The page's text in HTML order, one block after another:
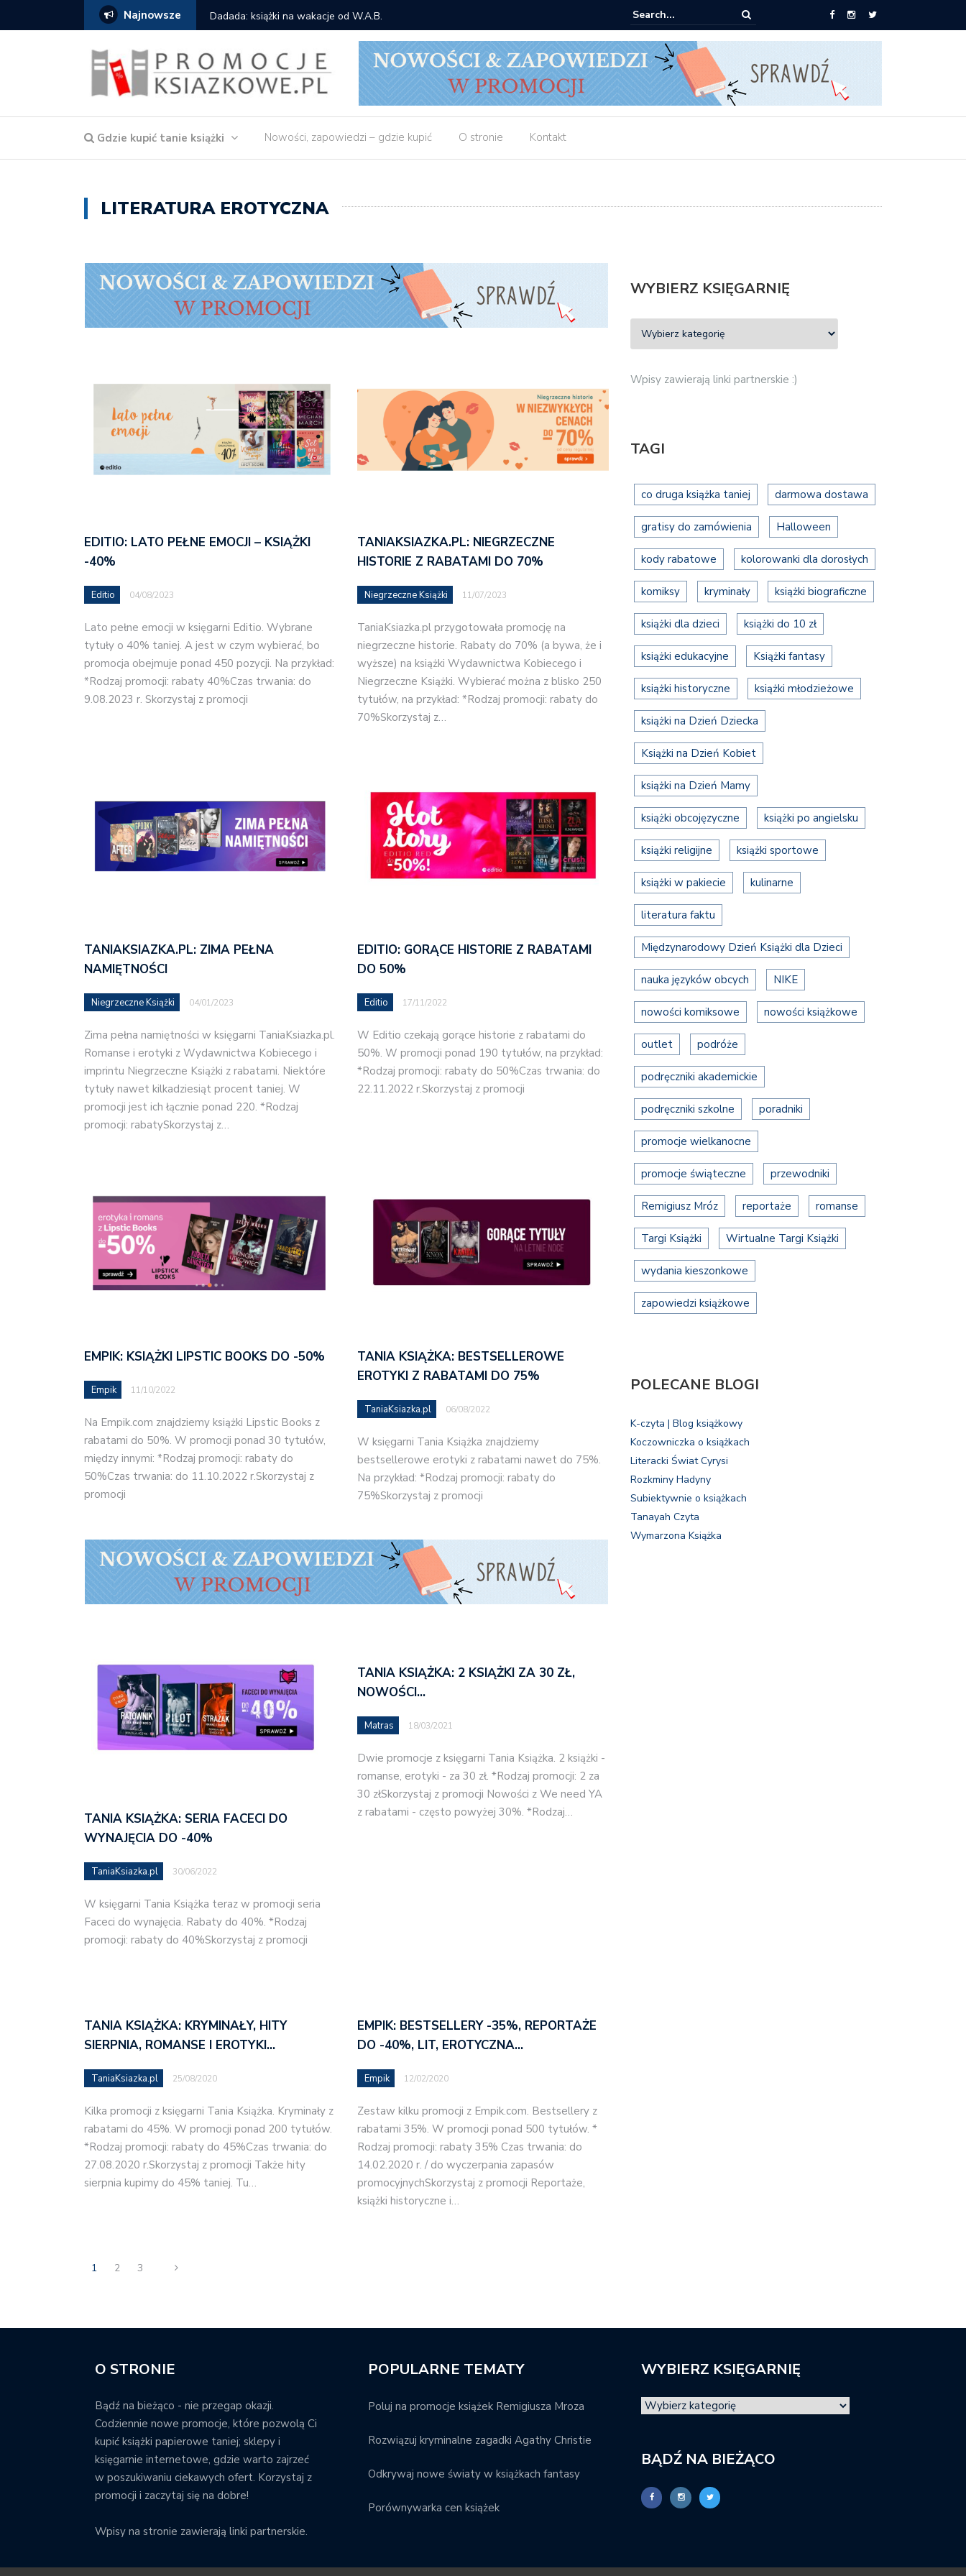
Najnowsze Gdzie kupić: Mieczysław Gorzka – Copycat Znak: książki od 2,90 zł do zamówienia
Gdzie kupić tanie książki Nowości, zapowiedzi – gdzie kupić O stronie Kontakt
LITERATURA EROTYCZNA
EDITIO: LATO PEŁNE EMOCJI – KSIĄŻKI
-40%
Editio 04/08/2023
Lato pełne emocji w księgarni Editio. Wybrane
tytuły o 40% taniej. A jest w czym wybierać, bo
promocja obejmuje ponad 450 pozycji. Na przykład:
*Rodzaj promocji: rabaty 40%Czas trwania: do
9.08.2023 r. Skorzystaj z promocji
TANIAKSIAZKA.PL: NIEGRZECZNE
HISTORIE Z RABATAMI DO 70%
Niegrzeczne Książki 11/07/2023
TaniaKsiazka.pl przygotowała promocję na
niegrzeczne historie. Rabaty do 70% (a bywa, że i
wyższe) na książki Wydawnictwa Kobiecego i
Niegrzeczne Książki. Wybierać można z blisko 250
tytułów, na przykład: *Rodzaj promocji: rabaty do
70%Skorzystaj z…
TANIAKSIAZKA.PL: ZIMA PEŁNA
NAMIĘTNOŚCI
Niegrzeczne Książki 04/01/2023
Zima pełna namiętności w księgarni TaniaKsiazka.pl.
Romanse i erotyki z Wydawnictwa Kobiecego i
imprintu Niegrzeczne Książki z rabatami. Niektóre
tytuły nawet kilkadziesiąt procent taniej. W
promocji jest ich łącznie ponad 220. *Rodzaj
promocji: rabatySkorzystaj z…
EDITIO: GORĄCE HISTORIE Z RABATAMI
DO 50%
Editio 17/11/2022
W Editio czekają gorące historie z rabatami do
50%. W promocji ponad 190 tytułów, na przykład:
*Rodzaj promocji: rabaty do 50%Czas trwania: do
22.11.2022 r.Skorzystaj z promocji
EMPIK: KSIĄŻKI LIPSTIC BOOKS DO -50%
Empik 11/10/2022
Na Empik.com znajdziemy książki Lipstic Books z
rabatami do 50%. W promocji ponad 30 tytułów,
między innymi: *Rodzaj promocji: rabaty do
50%Czas trwania: do 11.10.2022 r.Skorzystaj z
promocji
TANIA KSIĄŻKA: BESTSELLEROWE
EROTYKI Z RABATAMI DO 75%
TaniaKsiazka.pl 06/08/2022
W księgarni Tania Książka znajdziemy
bestsellerowe erotyki z rabatami nawet do 75%.
Na przykład: *Rodzaj promocji: rabaty do
75%Skorzystaj z promocji
TANIA KSIĄŻKA: SERIA FACECI DO
WYNAJĘCIA DO -40%
TaniaKsiazka.pl 30/06/2022
W księgarni Tania Książka teraz w promocji seria
Faceci do wynajęcia. Rabaty do 40%. *Rodzaj
promocji: rabaty do 40%Skorzystaj z promocji
TANIA KSIĄŻKA: 2 KSIĄŻKI ZA 30 ZŁ,
NOWOŚCI…
Matras 18/03/2021
Dwie promocje z księgarni Tania Książka. 2 książki -
romanse, erotyki - za 30 zł. *Rodzaj promocji: 2 za
30 złSkorzystaj z promocji Nowości z We need YA
z rabatami - często powyżej 30%. *Rodzaj…
TANIA KSIĄŻKA: KRYMINAŁY, HITY
SIERPNIA, ROMANSE I EROTYKI…
TaniaKsiazka.pl 25/08/2020
Kilka promocji z księgarni Tania Książka. Kryminały z
rabatami do 45%. W promocji ponad 200 tytułów.
*Rodzaj promocji: rabaty do 45%Czas trwania: do
27.08.2020 r.Skorzystaj z promocji Także hity
sierpnia kupimy do 45% taniej. Tu…
EMPIK: BESTSELLERY -35%, REPORTAŻE
DO -40%, LIT, EROTYCZNA…
Empik 12/02/2020
Zestaw kilku promocji z Empik.com. Bestsellery z
rabatami 35%. W promocji ponad 500 tytułów. *
Rodzaj promocji: rabaty 35% Czas trwania: do
14.02.2020 r. / do wyczerpania zapasów
promocyjnychSkorzystaj z promocji Reportaże,
książki historyczne i…
1 2 3
WYBIERZ KSIĘGARNIĘ
Wpisy zawierają linki partnerskie :)
TAGI
co druga książka taniej darmowa dostawa
gratisy do zamówienia Halloween
kody rabatowe kolorowanki dla dorosłych
komiksy kryminały książki biograficzne
książki dla dzieci książki do 10 zł
książki edukacyjne Książki fantasy
książki historyczne książki młodzieżowe
książki na Dzień Dziecka
Książki na Dzień Kobiet
książki na Dzień Mamy
książki obcojęzyczne książki po angielsku
książki religijne książki sportowe
książki w pakiecie kulinarne
literatura faktu
Międzynarodowy Dzień Książki dla Dzieci
nauka języków obcych NIKE
nowości komiksowe nowości książkowe
outlet podróże
podręczniki akademickie
podręczniki szkolne poradniki
promocje wielkanocne
promocje świąteczne przewodniki
Remigiusz Mróz reportaże romanse
Targi Książki Wirtualne Targi Książki
wydania kieszonkowe
zapowiedzi książkowe
POLECANE BLOGI
K-czyta | Blog książkowy
Koczowniczka o książkach
Literacki Świat Cyrysi
Rozkminy Hadyny
Subiektywnie o książkach
Tanayah Czyta
Wymarzona Książka
O STRONIE
Bądź na bieżąco - nie przegap okazji.
Codziennie nowe promocje, które pozwolą Ci
kupić książki papierowe taniej; sklepy i
księgarnie internetowe, gdzie warto zajrzeć
w poszukiwaniu ciekawych ofert. Korzystaj z
promocji i zaczytaj się na dobre!
Wpisy na stronie zawierają linki partnerskie.
POPULARNE TEMATY
Poluj na promocje książek Remigiusza Mroza
Rozwiązuj kryminalne zagadki Agathy Christie
Odkrywaj nowe światy w książkach fantasy
Porównywarka cen książek
WYBIERZ KSIĘGARNIĘ
BĄDŹ NA BIEŻĄCO